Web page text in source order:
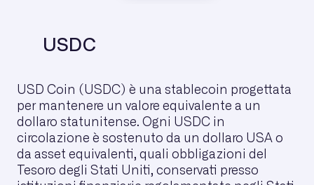
USDC
USD Coin (USDC) è una stablecoin progettata
per mantenere un valore equivalente a un
dollaro statunitense. Ogni USDC in
circolazione è sostenuto da un dollaro USA o
da asset equivalenti, quali obbligazioni del
Tesoro degli Stati Uniti, conservati presso